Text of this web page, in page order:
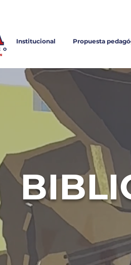
Institucional Propuesta